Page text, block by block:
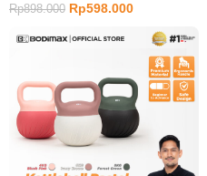
Rp898.000 Rp598.000